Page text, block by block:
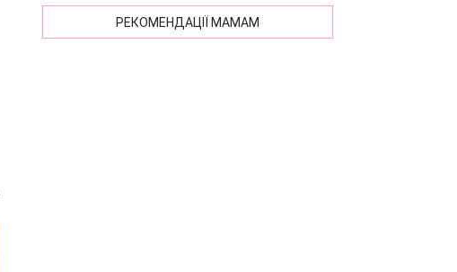
РЕКОМЕНДАЦІЇ МАМАМ